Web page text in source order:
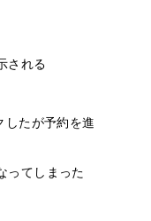
される
したが予約を進
ってしまった